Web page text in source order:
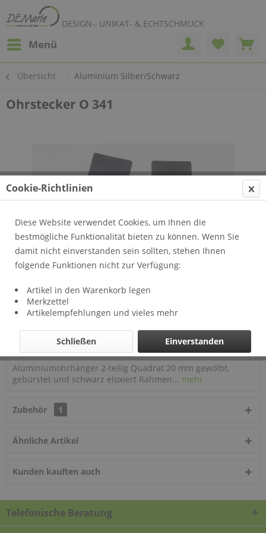
DESIGN-, UNIKAT- & ECHTSCHMUCK
Menü
Übersicht Aluminium Silber/Schwarz
Ohrstecker O 341
Auf meinen Wunschzettel
Beschreibung
Aluminiumohrhänger 2-teilig Quadrat 20 mm gewölbt,
gebürstet und schwarz eloxiert Rahmen... mehr
Zubehör 1
Ähnliche Artikel
Kunden kauften auch
Telefonische Beratung
Cookie-Richtlinien
Diese Website verwendet Cookies, um Ihnen die
bestmögliche Funktionalität bieten zu können. Wenn Sie
damit nicht einverstanden sein sollten, stehen Ihnen
folgende Funktionen nicht zur Verfügung:
Artikel in den Warenkorb legen
Merkzettel
Artikelempfehlungen und vieles mehr
Einverstanden
Schließen